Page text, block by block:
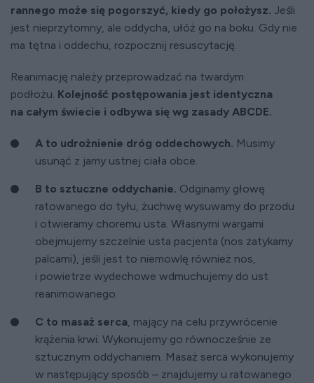
rannego może się pogorszyć, kiedy go położysz. Jeśli
jest nieprzytomny, ale oddycha, ułóż go na boku. Gdy nie
ma tętna i oddechu, rozpocznij resuscytację.
Reanimację należy przeprowadzać na twardym
podłożu. Kolejność postępowania jest identyczna
na całym świecie i odbywa się wg zasady ABCDE.
A to udrożnienie dróg oddechowych. Musimy
usunąć z jamy ustnej ciała obce.
B to sztuczne oddychanie. Odginamy głowę
ratowanego do tyłu, żuchwę wysuwamy do przodu
i otwieramy choremu usta. Własnymi wargami
obejmujemy szczelnie usta pacjenta (nos zatykamy
palcami), jeśli jest to niemowlę również nos,
i powietrze wydechowe wdmuchujemy do ust
reanimowanego.
C to masaż serca, mający na celu przywrócenie
krążenia krwi. Wykonujemy go równocześnie ze
sztucznym oddychaniem. Masaż serca wykonujemy
w następujący sposób – znajdujemy u ratowanego